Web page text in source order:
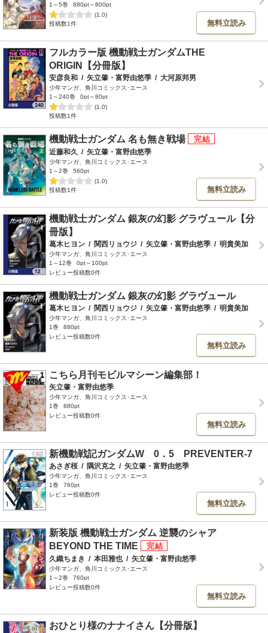
1～5巻
680pt～800pt
(1.0)
投稿数1件
無料立読み
フルカラー版 機動戦士ガンダムTHE
ORIGIN【分冊版】
安彦良和 / 矢立肇・富野由悠季 / 大河原邦男
少年マンガ、角川コミックス･エース
1～240巻
0pt～80pt
(1.0)
投稿数1件
機動戦士ガンダム 名も無き戦場
近藤和久 / 矢立肇・富野由悠季
少年マンガ、角川コミックス･エース
1～2巻
560pt
(1.0)
投稿数1件
無料立読み
機動戦士ガンダム 銀灰の幻影 グラヴュール【分
冊版】
葛木ヒヨン / 関西リョウジ / 矢立肇・富野由悠季 / 明貴美加
少年マンガ、角川コミックス･エース
1～12巻
0pt～100pt
レビュー投稿数0件
機動戦士ガンダム 銀灰の幻影 グラヴュール
葛木ヒヨン / 関西リョウジ / 矢立肇・富野由悠季 / 明貴美加
少年マンガ、角川コミックス･エース
1巻
880pt
レビュー投稿数0件
無料立読み
こちら月刊モビルマシーン編集部！
矢立肇・富野由悠季
少年マンガ、角川コミックス･エース
1巻
880pt
レビュー投稿数0件
無料立読み
新機動戦記ガンダムW 0．5 PREVENTER-7
あさぎ桜 / 隅沢克之 / 矢立肇・富野由悠季
少年マンガ、角川コミックス･エース
1巻
760pt
レビュー投稿数0件
無料立読み
新装版 機動戦士ガンダム 逆襲のシャア
BEYOND THE TIME
久織ちまき / 本田雅也 / 矢立肇・富野由悠季
少年マンガ、角川コミックス･エース
1～2巻
760pt
レビュー投稿数0件
無料立読み
おひとり様のナナイさん【分冊版】